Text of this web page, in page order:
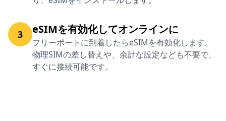
3 eSIMを有効化してオンラインに
フリーポートに到着したらeSIMを有効化します。
物理SIMの差し替えや、余計な設定なども不要で、
すぐに接続可能です。